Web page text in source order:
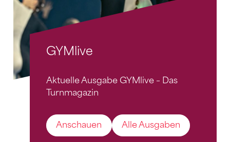
GYMlive
Aktuelle Ausgabe GYMlive – Das
Turnmagazin
Anschauen Alle Ausgaben